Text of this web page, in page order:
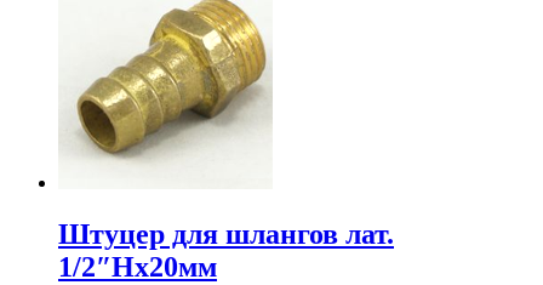
Штуцер для шлангов лат.
1/2″Нх20мм